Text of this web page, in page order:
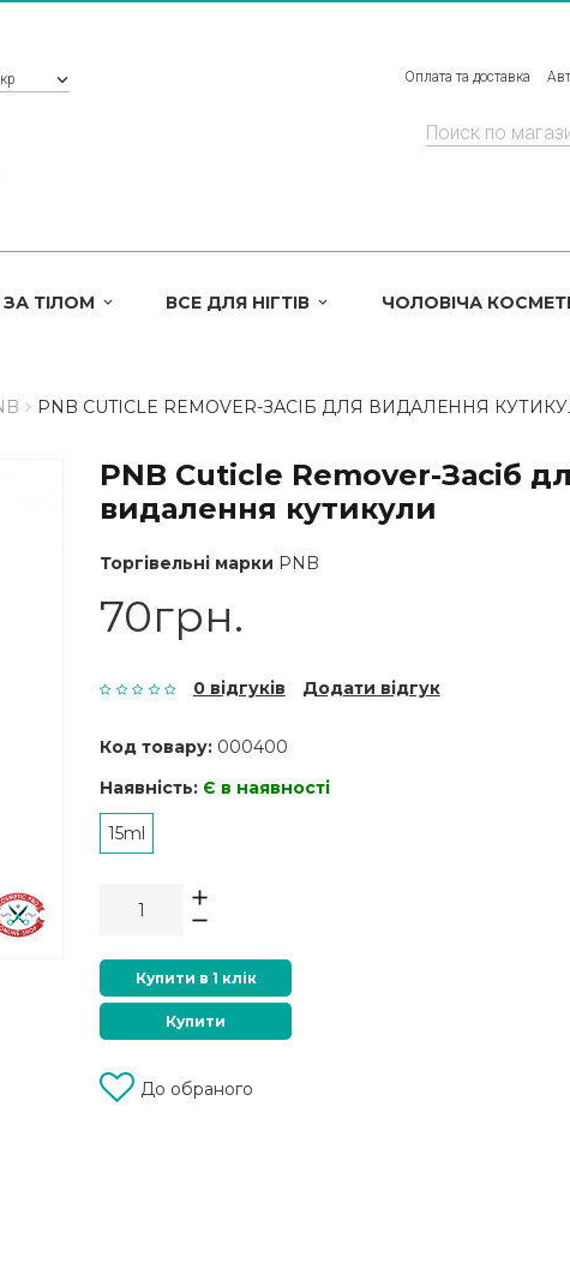
Оплата та доставка
ТІЛОМ ВСЕ ДЛЯ НІГТІВ ЧОЛОВІЧА
PNB CUTICLE REMOVER-ЗАСІБ ДЛЯ ВИДАЛЕННЯ
PNB Cuticle Remover-Засіб
видалення кутикули
Торгівельні марки PNB
70грн.
0 відгуків Додати відгук
Код товару: 000400
Наявність: Є в наявності
15ml
Купити в 1 клік
Купити
До обраного